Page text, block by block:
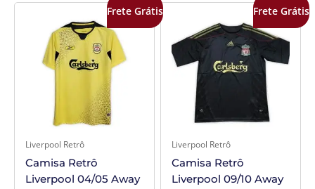
Frete Grátis
Liverpool Retrô
Camisa Retrô
Liverpool 04/05 Away
preço
original
era:
R$349,99.
O
é:
R$189,99.
Frete Grátis
Liverpool Retrô
Camisa Retrô
Liverpool 09/10 Away
preço
original
era:
R$349,99.
O
atual